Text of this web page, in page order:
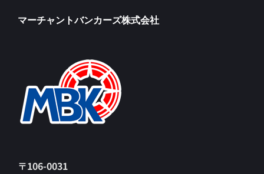
マーチャントバンカーズ株式会社
〒106-0031